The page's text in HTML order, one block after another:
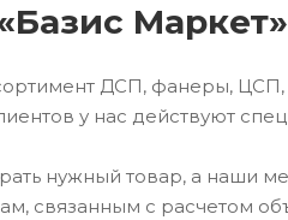
Маркет»
ДСП, фанеры, ЦСП,
у нас действуют
нужный товар, а наши
связанным с расчетом